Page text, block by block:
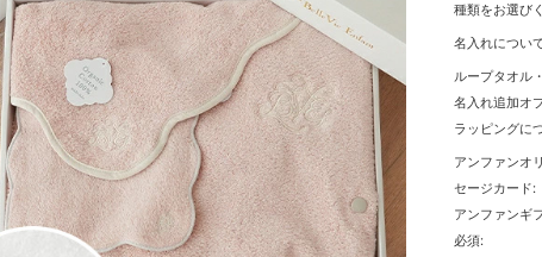
種類をお選び
名入れについ
ループタオル
名入れ追加オ
ラッピングに
アンファンオ
セージカード:
アンファンギ
必須: